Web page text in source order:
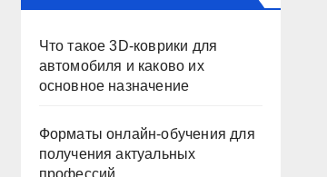
Что такое 3D-коврики для
автомобиля и каково их
основное назначение
Форматы онлайн-обучения для
получения актуальных
профессий